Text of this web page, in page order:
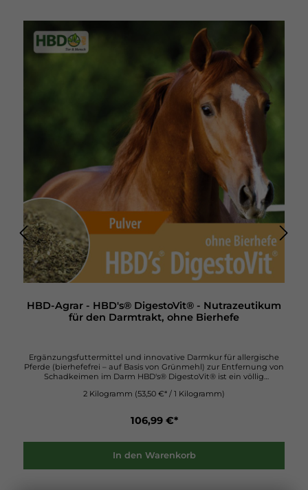
HBD-Agrar - HBD's® DigestoVit® - Nutrazeutikum
für den Darmtrakt, ohne Bierhefe
Ergänzungsfuttermittel und innovative Darmkur für allergische
Pferde (bierhefefrei – auf Basis von Grünmehl) zur Entfernung von
Schadkeimen im Darm HBD's® DigestoVit® ist ein völlig
Pferdes, bestehend aus 3 Wirkkomponenten, die synergistisch ihre
ganz besonders im Darm beeinflussen die Vitalität und
Leistungsfähigkeit ebenso wie den Immunstatus eines Tieres
Fehlbesiedelungen im Dickdarm/Dünndarm und/oder
Fehlgärungen sowie Produktion von Endotoxinen wird das Tier
anderer Stelle manifestieren, z. B. durch wiederkehrende Lungen-,
2 Kilogramm (53,50 €* / 1 Kilogramm)
106,99 €*
In den Warenkorb